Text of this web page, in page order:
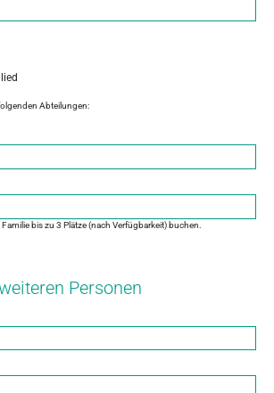
Abteilungen:
bis zu 3 Plätze (nach Verfügbarkeit) buchen.
Personen